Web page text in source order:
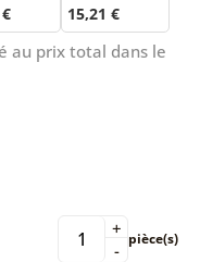
15,21 €
au prix total dans le
-
+ pièce(s)